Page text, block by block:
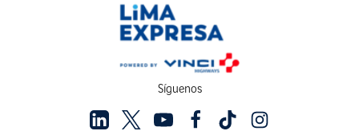
Síguenos